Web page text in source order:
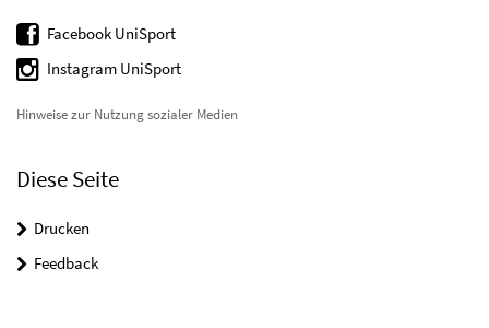
Facebook UniSport
Instagram UniSport
Hinweise zur Nutzung sozialer Medien
Diese Seite
Drucken
Feedback